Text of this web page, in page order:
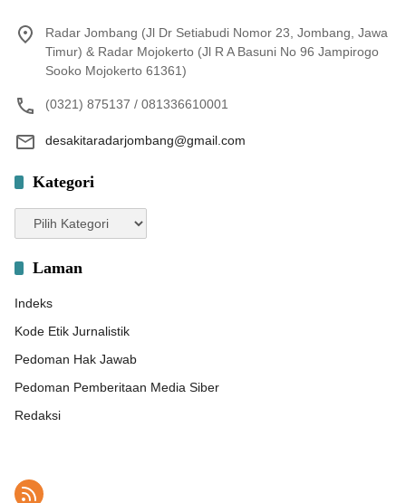
Radar Jombang (Jl Dr Setiabudi Nomor 23, Jombang, Jawa
Timur) & Radar Mojokerto (Jl R A Basuni No 96 Jampirogo
Sooko Mojokerto 61361)
(0321) 875137 / 081336610001
desakitaradarjombang@gmail.com
Kategori
Kategori
Laman
Indeks
Kode Etik Jurnalistik
Pedoman Hak Jawab
Pedoman Pemberitaan Media Siber
Redaksi